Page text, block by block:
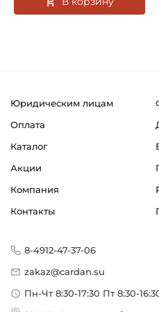
Юридическим лицам
Оплата
Каталог
Акции
Компания
Контакты
8-4912-47-37-06
zakaz@cardan.su
Пн-Чт 8:30-17:30 Пт 8:30-